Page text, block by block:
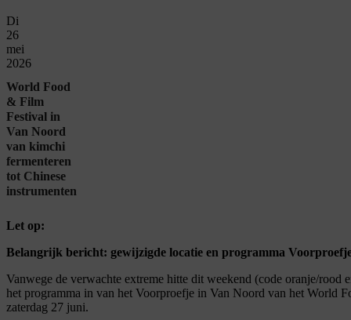
Di
26
mei
2026
World Food
& Film
Festival in
Van Noord
van kimchi
fermenteren
tot Chinese
instrumenten
Let op:
Belangrijk bericht: gewijzigde locatie en programma
Vanwege de verwachte extreme hitte dit weekend (code oranje/rood
het programma in van het Voorproefje in Van Noord van het World
zaterdag 27 juni.